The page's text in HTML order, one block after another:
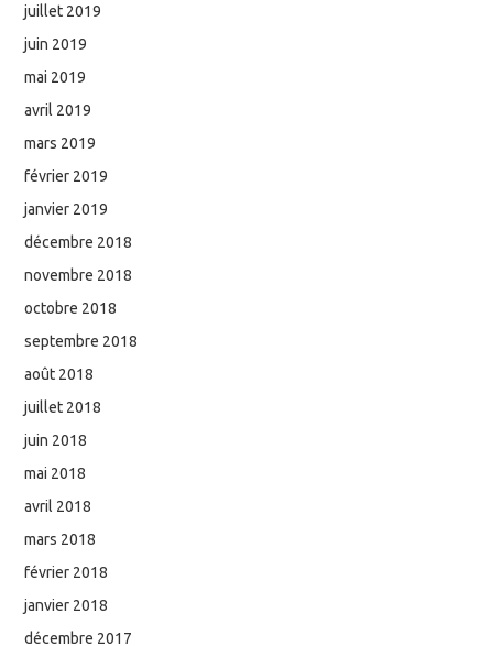
juillet 2019
juin 2019
mai 2019
avril 2019
mars 2019
février 2019
janvier 2019
décembre 2018
novembre 2018
octobre 2018
septembre 2018
août 2018
juillet 2018
juin 2018
mai 2018
avril 2018
mars 2018
février 2018
janvier 2018
décembre 2017